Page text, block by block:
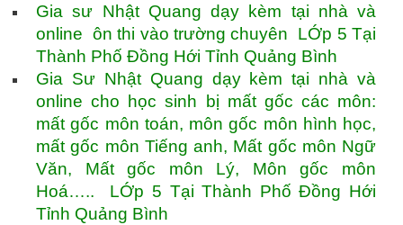
Gia sư Nhật Quang dạy kèm tại nhà và
online ôn thi vào trường chuyên LỚp 5 Tại
Thành Phố Đồng Hới Tỉnh Quảng Bình
Gia Sư Nhật Quang dạy kèm tại nhà và
online cho học sinh bị mất gốc các môn:
mất gốc môn toán, môn gốc môn hình học,
mất gốc môn Tiếng anh, Mất gốc môn Ngữ
Văn, Mất gốc môn Lý, Môn gốc môn
Hoá….. LỚp 5 Tại Thành Phố Đồng Hới
Tỉnh Quảng Bình